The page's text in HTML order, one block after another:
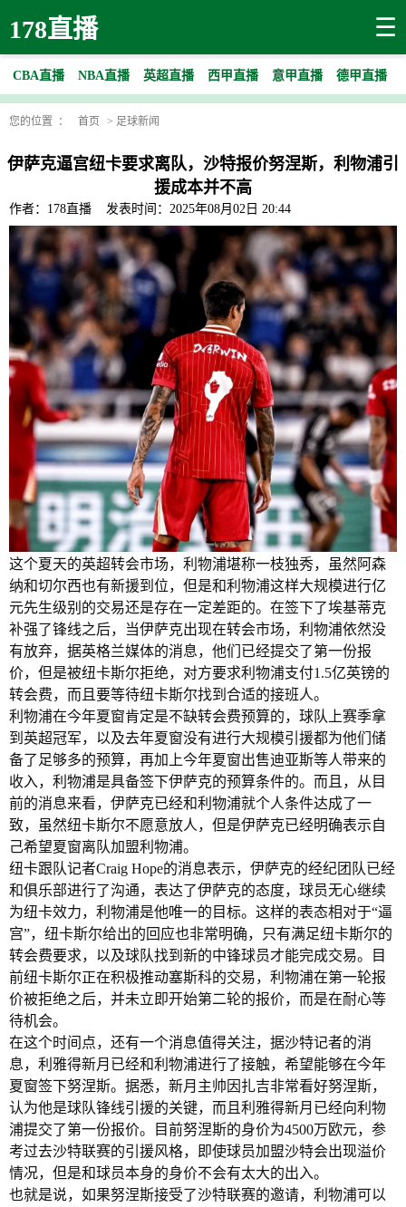
178直播 ☰
CBA直播 NBA直播 英超直播 西甲直播 意甲直播 德甲直播
您的位置 ： 首页 > 足球新闻
伊萨克逼宫纽卡要求离队，沙特报价努涅斯，利物浦引
援成本并不高
作者：178直播 发表时间：2025年08月02日 20:44
这个夏天的英超转会市场，利物浦堪称一枝独秀，虽然阿森
纳和切尔西也有新援到位，但是和利物浦这样大规模进行亿
元先生级别的交易还是存在一定差距的。在签下了埃基蒂克
补强了锋线之后，当伊萨克出现在转会市场，利物浦依然没
有放弃，据英格兰媒体的消息，他们已经提交了第一份报
价，但是被纽卡斯尔拒绝，对方要求利物浦支付1.5亿英镑的
转会费，而且要等待纽卡斯尔找到合适的接班人。
利物浦在今年夏窗肯定是不缺转会费预算的，球队上赛季拿
到英超冠军，以及去年夏窗没有进行大规模引援都为他们储
备了足够多的预算，再加上今年夏窗出售迪亚斯等人带来的
收入，利物浦是具备签下伊萨克的预算条件的。而且，从目
前的消息来看，伊萨克已经和利物浦就个人条件达成了一
致，虽然纽卡斯尔不愿意放人，但是伊萨克已经明确表示自
己希望夏窗离队加盟利物浦。
纽卡跟队记者Craig Hope的消息表示，伊萨克的经纪团队已经
和俱乐部进行了沟通，表达了伊萨克的态度，球员无心继续
为纽卡效力，利物浦是他唯一的目标。这样的表态相对于“逼
宫”，纽卡斯尔给出的回应也非常明确，只有满足纽卡斯尔的
转会费要求，以及球队找到新的中锋球员才能完成交易。目
前纽卡斯尔正在积极推动塞斯科的交易，利物浦在第一轮报
价被拒绝之后，并未立即开始第二轮的报价，而是在耐心等
待机会。
在这个时间点，还有一个消息值得关注，据沙特记者的消
息，利雅得新月已经和利物浦进行了接触，希望能够在今年
夏窗签下努涅斯。据悉，新月主帅因扎吉非常看好努涅斯，
认为他是球队锋线引援的关键，而且利雅得新月已经向利物
浦提交了第一份报价。目前努涅斯的身价为4500万欧元，参
考过去沙特联赛的引援风格，即使球员加盟沙特会出现溢价
情况，但是和球员本身的身价不会有太大的出入。
也就是说，如果努涅斯接受了沙特联赛的邀请，利物浦可以